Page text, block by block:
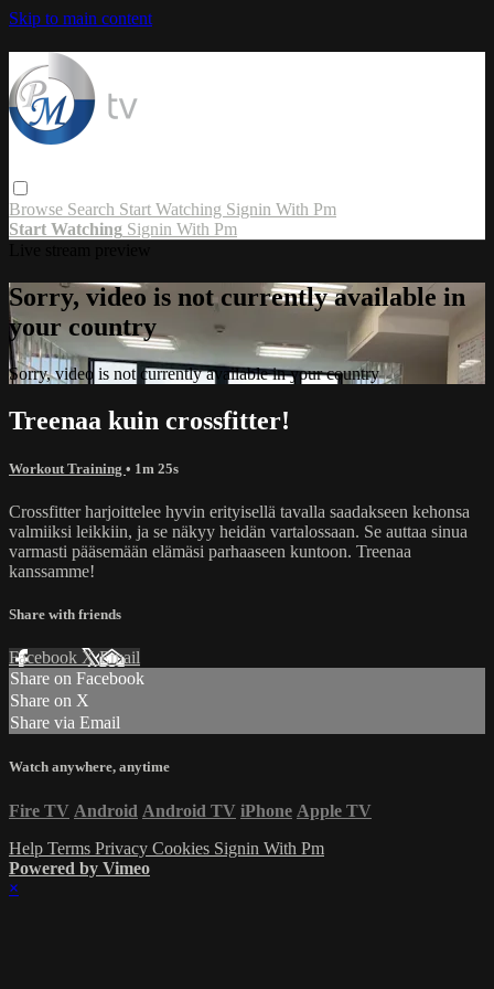
Skip to main content
Browse Search Start Watching Signin With Pm
Start Watching Signin With Pm
Sorry, video is not currently available in
your country
Sorry, video is not currently available in your country
Treenaa kuin crossfitter!
Workout Training • 1m 25s
Crossfitter harjoittelee hyvin erityisellä tavalla saadakseen kehonsa
valmiiksi leikkiin, ja se näkyy heidän vartalossaan. Se auttaa sinua
varmasti pääsemään elämäsi parhaaseen kuntoon. Treenaa
kanssamme!
Share with friends
Facebook XEmail
Share on Facebook
Share on X
Share via Email
Watch anywhere, anytime
Fire TV Android Android TV iPhone Apple TV
Help Terms Privacy Cookies Signin With Pm
Powered by Vimeo
×